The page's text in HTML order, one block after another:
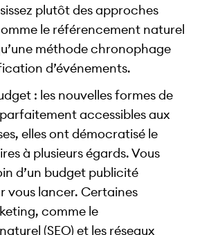
plutôt des approches
le référencement naturel
méthode chronophage
d’événements.
: les nouvelles formes de
accessibles aux
elles ont démocratisé le
à plusieurs égards. Vous
d’un budget publicité
vous lancer. Certaines
comme le
(SEO) et les réseaux